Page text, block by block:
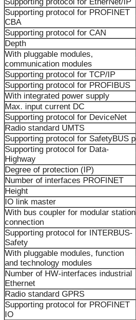
Supporting protocol for EtherNet/IP
Supporting protocol for PROFINET
CBA
Supporting protocol for CAN
Depth
With pluggable modules,
communication modules
Supporting protocol for TCP/IP
Supporting protocol for PROFIBUS
With integrated power supply
Max. input current DC
Supporting protocol for DeviceNet
Radio standard UMTS
Supporting protocol for SafetyBUS p
Supporting protocol for Data-
Highway
Degree of protection (IP)
Number of interfaces PROFINET
Height
IO link master
With bus coupler for modular station
connection
Supporting protocol for INTERBUS-
Safety
With pluggable modules, function
and technology modules
Number of HW-interfaces industrial
Ethernet
Radio standard GPRS
Supporting protocol for PROFINET
IO